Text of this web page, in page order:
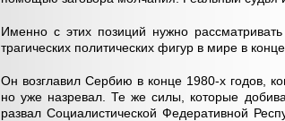
Именно с этих позиций нужно
трагических политических фигур в мире в
Он возглавил Сербию в конце 1980-х годов,
но уже назревал. Те же силы, которые
развал Социалистической Федеративной